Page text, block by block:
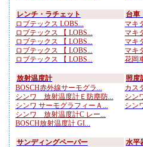
レンチ・ラチェット
ロブテックス LOBS...
ロブテックス 【 LOBS...
ロブテックス 【 LOBS...
ロブテックス 【 LOBS...
ロブテックス 【 LOBS...
台車
マキ
マキ
マキ
マキ
花岡
放射温度計
BOSCH赤外線サーモグラ...
シンワ 放射温度計Ｅ防塵防...
シンワ サーモグラフィーＡ...
シンワ 放射温度計C レー...
BOSCH放射温度計 GI...
照度
カス
シン
シン
サンディングペーパー
水平